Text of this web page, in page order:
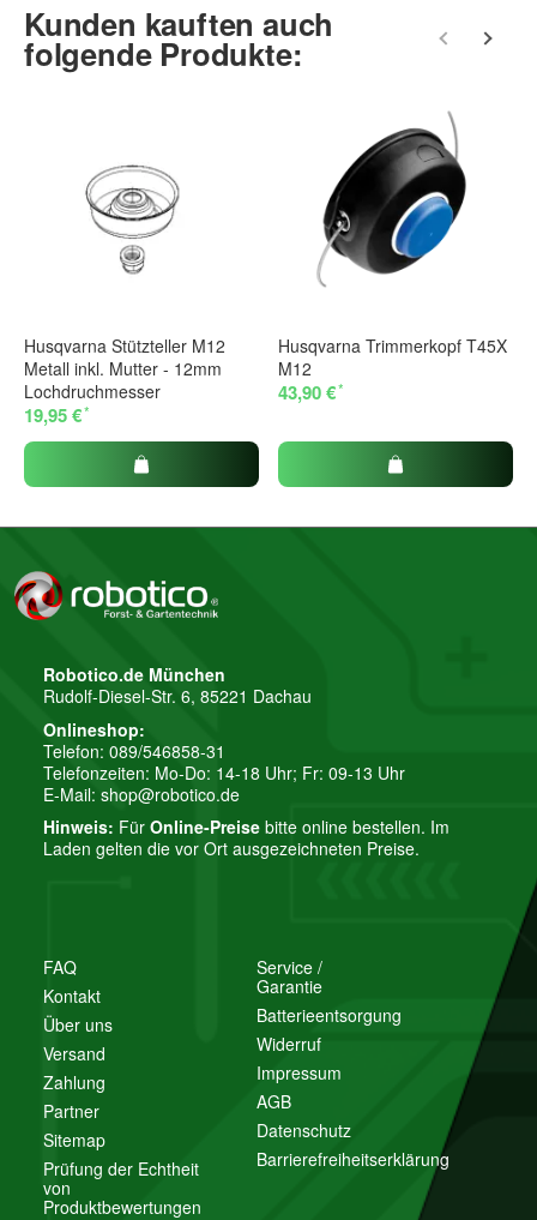
Telefon
Fragen?
Bitte beachten Sie unsere Datenschutzerklärung
Frage abschicken
Kunden kauften auch
folgende Produkte:
Husqvarna Stützteller M12
Metall inkl. Mutter - 12mm
Lochdruchmesser
19,95 €*
Husqvarna Trimmerkopf T45X
M12
43,90 €*
FAQ
Kontakt
Über uns
Versand
Zahlung
Partner
Sitemap
Prüfung der Echtheit
von
Produktbewertungen
Service /
Garantie
Batterieentsorgung
Widerruf
Impressum
AGB
Datenschutz
Barrierefreiheitserklärung
Robotico.de München
Rudolf-Diesel-Str. 6, 85221 Dachau
Onlineshop:
Telefon: 089/546858-31
Telefonzeiten: Mo-Do: 14-18 Uhr; Fr: 09-13 Uhr
E-Mail: shop@robotico.de
Hinweis: Für Online-Preise bitte online bestellen. Im
Laden gelten die vor Ort ausgezeichneten Preise.